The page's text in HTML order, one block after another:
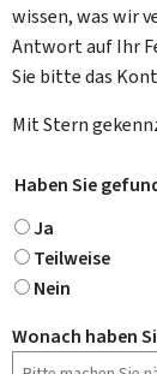
wissen, was wir
Antwort auf Ihr
Sie bitte das
Mit Stern
Haben Sie
Ja
Teilweise
Nein
Wonach haben